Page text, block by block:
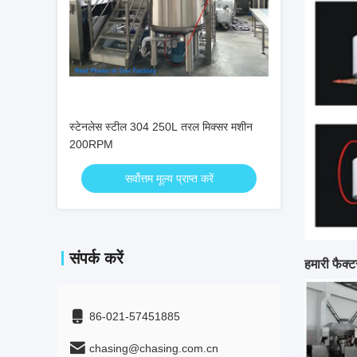
स्टेनलेस स्टील 304 250L तरल मिक्सर मशीन
200RPM
सर्वोत्तम मूल्य प्राप्त करें
संपर्क करें
86-021-57451885
chasing@chasing.com.cn
हमारी